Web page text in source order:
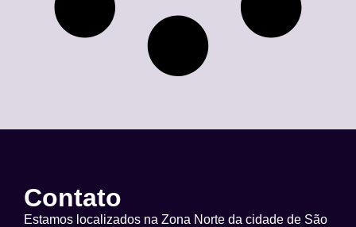
Contato
Estamos localizados na Zona Norte da cidade de São